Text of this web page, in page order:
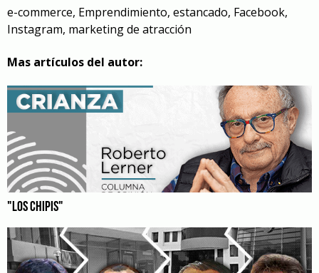
e-commerce, Emprendimiento, estancado, Facebook,
Instagram, marketing de atracción
Mas artículos del autor:
"LOS CHIPIS"